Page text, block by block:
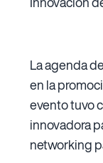
La agenda
en la
evento tuvo
innovadora
networking